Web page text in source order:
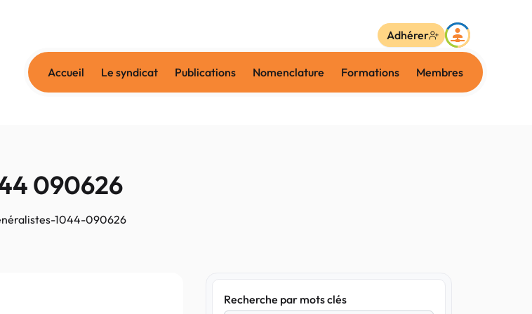
Accueil Le syndicat Publications Nomenclature Formations Membres
Adhérer
090626
1044-090626
Recherche par mots clés